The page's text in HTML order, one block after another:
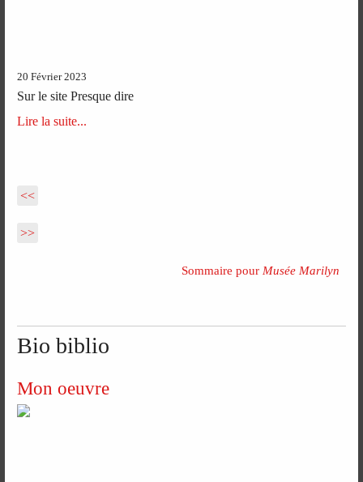
20 Février 2023
Sur le site Presque dire
Lire la suite...
<<
>>
Sommaire pour Musée Marilyn
Bio biblio
Mon oeuvre